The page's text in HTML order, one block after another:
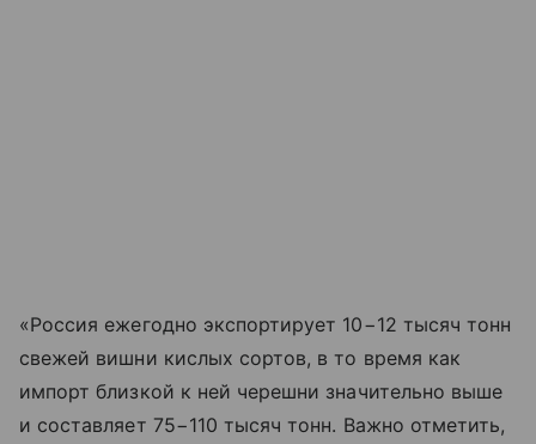
«Россия ежегодно экспортирует 10−12 тысяч тонн
свежей вишни кислых сортов, в то время как
импорт близкой к ней черешни значительно выше
и составляет 75−110 тысяч тонн. Важно отметить,